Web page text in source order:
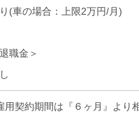
(車の場合：上限2万円/月)
職金＞
用契約期間は『６ヶ月』よ